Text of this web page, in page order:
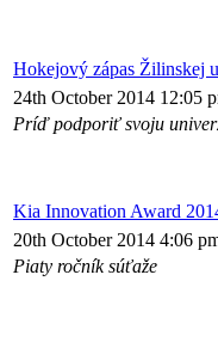
Hokejový zápas Žilinskej
24th October 2014 12:05
Príď podporiť svoju
Kia Innovation Award
20th October 2014 4:06
Piaty ročník súťaže